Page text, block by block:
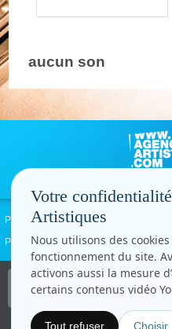
aucun son
Politique de confidentialité
Paramètres cookies
Votre
Artistiques
Nous utilisons des
fonctionnement du site.
activons aussi la mesure
certains contenus vidéo
Tout refuser Choisir